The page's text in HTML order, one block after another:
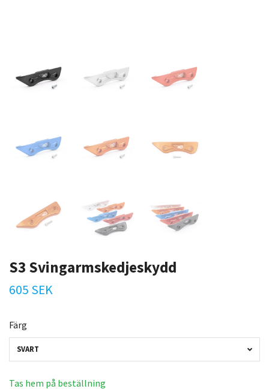
S3 Svingarmskedjeskydd
605 SEK
Färg
SVART
Tas hem på beställning